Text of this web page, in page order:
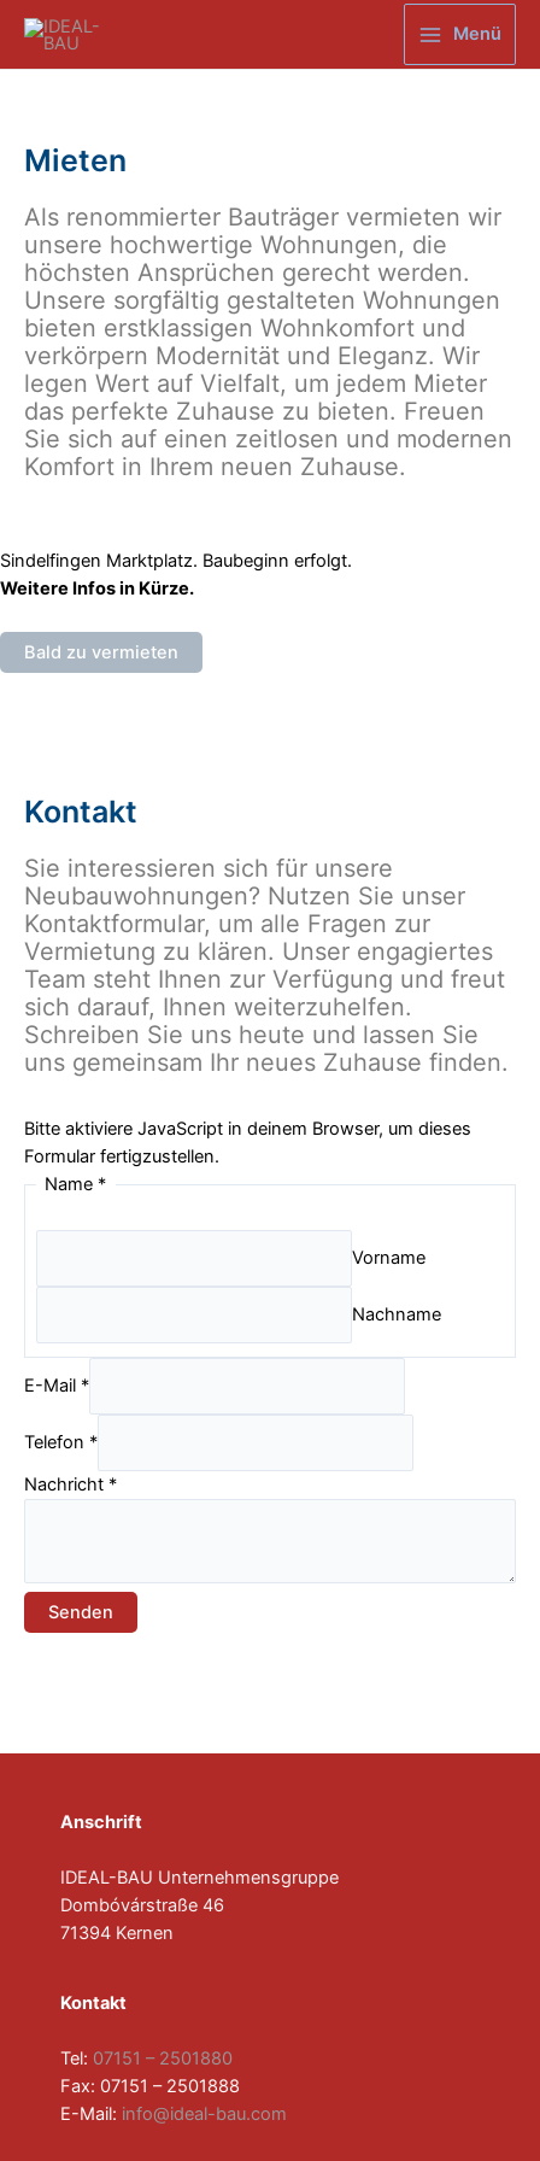
Inhalt
springen
Main
Menü
Mieten
Als renommierter Bauträger vermieten wir
unsere hochwertige Wohnungen, die
höchsten Ansprüchen gerecht werden.
Unsere sorgfältig gestalteten Wohnungen
bieten erstklassigen Wohnkomfort und
verkörpern Modernität und Eleganz. Wir
legen Wert auf Vielfalt, um jedem Mieter
das perfekte Zuhause zu bieten. Freuen
Sie sich auf einen zeitlosen und modernen
Komfort in Ihrem neuen Zuhause.
Sindelfingen Marktplatz. Baubeginn erfolgt.
Weitere Infos in Kürze.
Bald zu vermieten
Kontakt
Sie interessieren sich für unsere
Neubauwohnungen? Nutzen Sie unser
Kontaktformular, um alle Fragen zur
Vermietung zu klären. Unser engagiertes
Team steht Ihnen zur Verfügung und freut
sich darauf, Ihnen weiterzuhelfen.
Schreiben Sie uns heute und lassen Sie
uns gemeinsam Ihr neues Zuhause finden.
Bitte aktiviere JavaScript in deinem Browser, um dieses
Formular fertigzustellen.
Name *
Vorname
Nachname
E-Mail *
Telefon *
Nachricht *
Senden
Anschrift
IDEAL-BAU Unternehmensgruppe
Dombóvárstraße 46
71394 Kernen
Kontakt
Tel: 07151 – 2501880
Fax: 07151 – 2501888
E-Mail: info@ideal-bau.com